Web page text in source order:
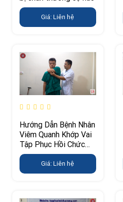
Giá: Liên hệ
Hướng Dẫn Bệnh Nhân
Viêm Quanh Khớp Vai
Tập Phục Hồi Chức
Năng
Giá: Liên hệ